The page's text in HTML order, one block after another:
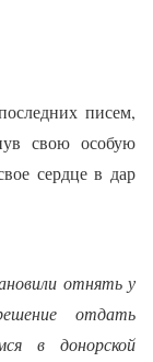
писем,
свою особую
сердце в дар
отнять у
отдать
в донорской